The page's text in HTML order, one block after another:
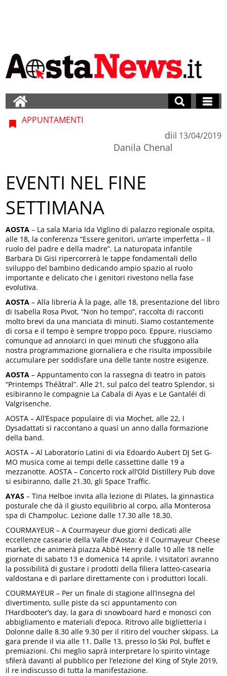
APPUNTAMENTI
di
Danila Chenal
il 13/04/2019
EVENTI NEL FINE
SETTIMANA
AOSTA – La sala Maria Ida Viglino di palazzo regionale ospita,
alle 18, la conferenza “Essere genitori, un’arte imperfetta – Il
ruolo del padre e della madre”. La naturopata infantile
Barbara Di Gisi ripercorrerà le tappe fondamentali dello
sviluppo del bambino dedicando ampio spazio al ruolo
importante e delicato che i genitori rivestono nella fase
evolutiva.
AOSTA – Alla libreria À la page, alle 18, presentazione del libro
di Isabella Rosa Pivot, “Non ho tempo”, raccolta di racconti
molto brevi da una manciata di minuti. Siamo costantemente
di corsa e il tempo è sempre troppo poco. Eppure, riusciamo
comunque ad annoiarci in quei minuti che sfuggono alla
nostra programmazione giornaliera e che risulta impossibile
accumulare per soddisfare una delle tante nostre esigenze.
AOSTA – Appuntamento con la rassegna di teatro in patois
“Printemps Théâtral”. Alle 21, sul palco del teatro Splendor, si
esibiranno le compagnie La Cabala di Ayas e Le Gantaléi di
Valgrisenche.
AOSTA – All’Espace populaire di via Mochet, alle 22, I
Dysadattati si raccontano a quasi un anno dalla formazione
della band.
AOSTA – Al Laboratorio Latini di via Edoardo Aubert DJ Set G-
MO musica come ai tempi delle cassettine dalle 19 a
mezzanotte. AOSTA – Concerto rock all’Old Distillery Pub dove
si esibiranno, dalle 21.30, gli Space Traffic.
AYAS– Tina Helboe invita alla lezione di Pilates, la ginnastica
posturale che dà il giusto equilibrio al corpo, alla Monterosa
spa di Champoluc. Lezione dalle 17.30 alle 18.30.
COURMAYEUR – A Courmayeur due giorni dedicati alle
eccellenze casearie della Valle d’Aosta: è il Courmayeur Cheese
market, che animerà piazza Abbé Henry dalle 10 alle 18 nelle
giornate di sabato 13 e domenica 14 aprile. I visitatori avranno
la possibilità di gustare i prodotti della filiera latteo-casearia
valdostana e di parlare direttamente con i produttori locali.
COURMAYEUR – Per un finale di stagione all’insegna del
divertimento, sulle piste da sci appuntamento con
l’Hardbooter’s day, la gara di snowboard hard e monosci con
abbigliamento e materiali d’epoca. Ritrovo alle biglietteria i
Dolonne dalle 8.30 alle 9.30 per il ritiro del voucher skipass. La
gara prende il via alle 11. Dalle 13, presso lo Ski Pol, buffet e
premiazioni. Chi meglio saprà interpretare lo spirito vintage
sfilerà davanti al pubblico per l’elezione del King of Style 2019,
il re indiscusso di tutta la manifestazione.